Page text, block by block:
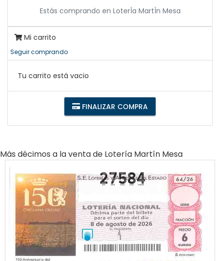
Estás comprando en LoterÍa MartÍn Mesa
Mi carrito
Seguir comprando
Tu carrito está vacio
FINALIZAR COMPRA
Más décimos a la venta de Lotería Martín Mesa
27584